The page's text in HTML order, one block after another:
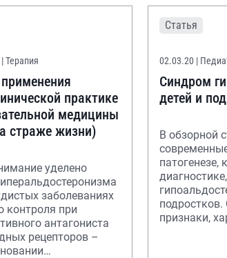
Терапия
практике
медицины
страже жизни)
уделено
заболеваниях
контроля при
антагониста
рецепторов –
Статья
02.03.20 |
Синдром
детей и
В обзорной
патогенезе,
признаки,